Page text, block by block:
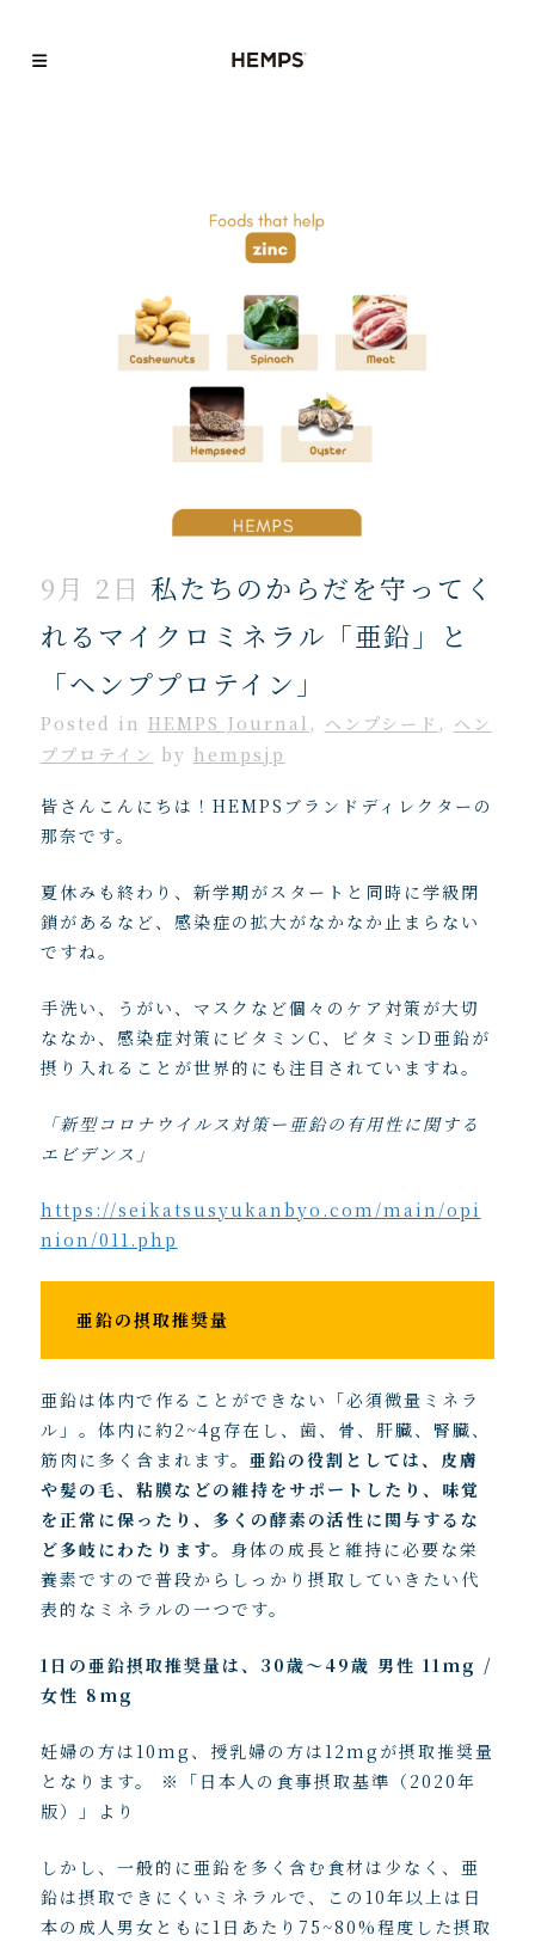
9月 2日 私たちのからだを守ってく
れるマイクロミネラル「亜鉛」と
「ヘンププロテイン」
Posted in HEMPS Journal , ヘンプシード , ヘン
ププロテイン by hempsjp
皆さんこんにちは！HEMPSブランドディレクターの
那奈です。
夏休みも終わり、新学期がスタートと同時に学級閉
鎖があるなど、感染症の拡大がなかなか止まらない
ですね。
手洗い、うがい、マスクなど個々のケア対策が大切
ななか、感染症対策にビタミンC、ビタミンD亜鉛が
摂り入れることが世界的にも注目されていますね。
「新型コロナウイルス対策ー亜鉛の有用性に関する
エビデンス」
https://seikatsusyukanbyo.com/main/opi
nion/011.php
亜鉛の摂取推奨量
亜鉛は体内で作ることができない「必須微量ミネラ
ル」。体内に約2~4g存在し、歯、骨、肝臓、腎臓、
筋肉に多く含まれます。 亜鉛の役割としては、皮膚
や髪の毛、粘膜などの維持をサポートしたり、味覚
を正常に保ったり、多くの酵素の活性に関与するな
ど多岐にわたります。 身体の成長と維持に必要な栄
養素ですので普段からしっかり摂取していきたい代
表的なミネラルの一つです。
1日の亜鉛摂取推奨量は、30歳〜49歳 男性 11mg /
女性 8mg
妊婦の方は10mg、授乳婦の方は12mgが摂取推奨量
となります。 ※「日本人の食事摂取基準（2020年
版）」より
しかし、一般的に亜鉛を多く含む食材は少なく、亜
鉛は摂取できにくいミネラルで、この10年以上は日
本の成人男女ともに1日あたり75~80%程度した摂取